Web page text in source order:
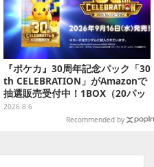
『ポケカ』30周年記念パック「30
th CELEBRATION」がAmazonで
抽選販売受付中！1BOX（20パッ
ク入り）
2026.8.6
Recommended by